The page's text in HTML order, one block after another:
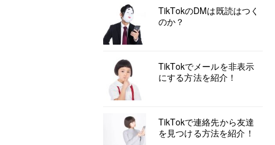
TikTokのDMは既読はつく
のか？
TikTokでメールを非表示
にする方法を紹介！
TikTokで連絡先から友達
を見つける方法を紹介！